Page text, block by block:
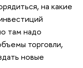
на какие
там надо
торговли,
новые